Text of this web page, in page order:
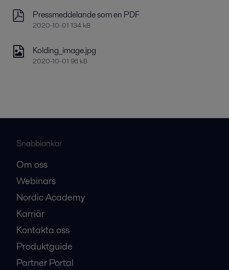
Pressmeddelande som en PDF
2020-10-01 134 kB
Kolding_image.jpg
2020-10-01 96 kB
Snabblänkar
Om oss
Webinars
Nordic Academy
Karriär
Kontakta oss
Produktguide
Partner Portal